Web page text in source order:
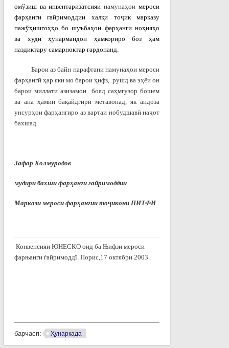
омўзиш ва инвентаризатсияинамунаҳоимероси
фарҳанги ғайримоддии халқи тоҷик марказу
пажўҳишгоҳҳо бо шуъбаҳои фарҳанги ноҳияҳо
ва худи ҳунармандон ҳамкориро боз ҳам
наздиктару самарноктар гардонанд.
Барои аз байн нарафтани намунаҳои мероси
фарҳангӣ ҳар яки мо барои ҳифз, рушд ва эҳёи он
барои миллати азизамон бояд саҳмгузор бошем
ва ана ҳамин бақайдгирӣ метавонад, як андоза
унсурҳои фарҳангиро аз вартаи нобудшавӣ наҷот
бахшад.
Зафар Холмуродов
мудири бахши фарҳанги ғайримоддии
Маркази мероси фарҳангии тоҷикони ПИТФИ
Конвенсияи ЮНЕСКО оид ба Њифзи мероси
фарњанги ѓайримоддї. Порис,17 октябри 2003.
барчасп: Ҳунаркада